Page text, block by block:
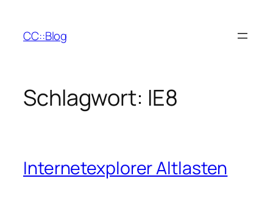
springen
CC::Blog
Schlagwort: IE8
Internetexplorer Altlasten